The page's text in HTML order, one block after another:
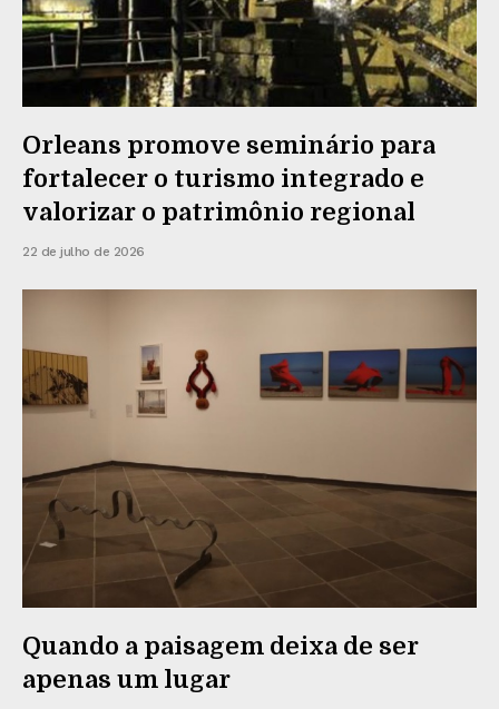
Orleans promove seminário para
fortalecer o turismo integrado e
valorizar o patrimônio regional
22 de julho de 2026
Quando a paisagem deixa de ser
apenas um lugar